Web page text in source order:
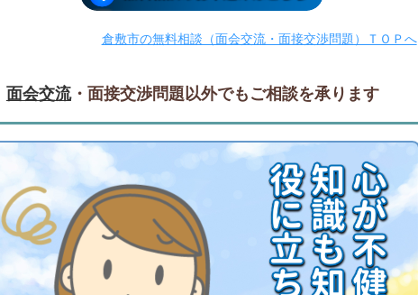
倉敷市の無料相談（面会交流・面接交渉問題）ＴＯＰへ
面会交流・面接交渉問題以外でもご相談を承ります